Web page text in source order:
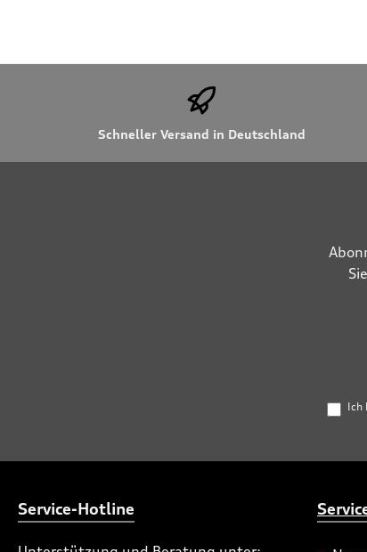
Schneller Versand in Deutschland
Ich
Service-Hotline